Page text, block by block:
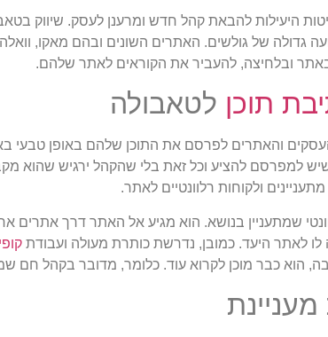
היעילות להבאת קהל חדש ומרענן לעסק. שיווק
גדולה של גולשים. האתרים השונים ובהם מאקו,
ובלחיצה, להעביר את הקוראים לאתר שלהם.
תוכן לטאבולה
והאתרים לפרסם את התוכן שלהם באופן טבעי
למפרסם להציע וכל זאת בלי שהקהל ירגיש שהוא
ולקוחות רלוונטיים לאתר.
שמתעניין בנושא. הוא מגיע אל האתר דרך אתרים
לאתר היעד. כמובן, נדרשת כותרת מעולה ועבודת
הוא כבר מוכן לקרוא עוד. כלומר, מדובר בקהל חם